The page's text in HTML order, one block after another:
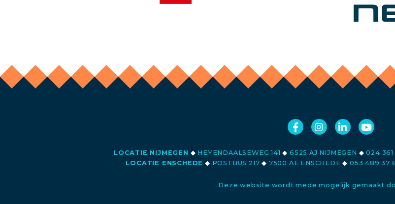
LOCATIE NIJMEGEN ◆ HEYENDAALSEWEG 141◆ 6525 AJ NIJMEGEN ◆ 024
LOCATIE ENSCHEDE ◆ POSTBUS 217◆ 7500 AE ENSCHEDE◆ 053 489 37
Deze website wordt mede mogelijk gemaakt